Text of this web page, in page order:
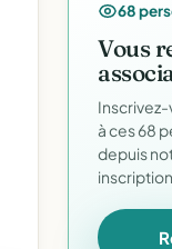
68
Vous
à ces 68
depuis